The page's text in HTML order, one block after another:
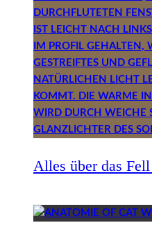
Alles über das